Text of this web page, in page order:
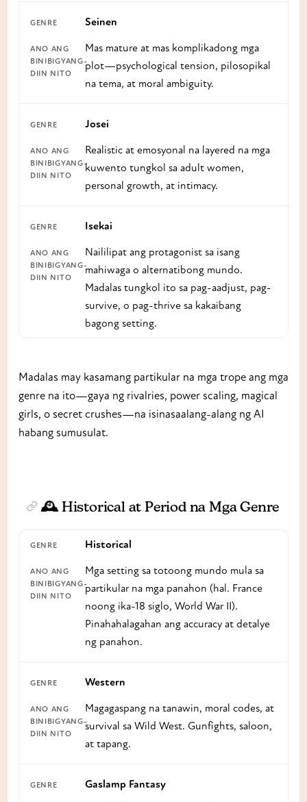
Seinen
Mas mature at mas komplikadong mga
plot—psychological tension, pilosopikal
na tema, at moral ambiguity.
Josei
Realistic at emosyonal na layered na mga
kuwento tungkol sa adult women,
personal growth, at intimacy.
Isekai
Naililipat ang protagonist sa isang
mahiwaga o alternatibong mundo.
Madalas tungkol ito sa pag-aadjust, pag-
survive, o pag-thrive sa kakaibang
bagong setting.
Madalas may kasamang partikular na mga trope ang mga
genre na ito—gaya ng rivalries, power scaling, magical
girls, o secret crushes—na isinasaalang-alang ng AI
habang sumusulat.
🕰️ Historical at Period na Mga Genre
Historical
Mga setting sa totoong mundo mula sa
partikular na mga panahon (hal. France
noong ika-18 siglo, World War II).
Pinahahalagahan ang accuracy at detalye
ng panahon.
Western
Magagaspang na tanawin, moral codes, at
survival sa Wild West. Gunfights, saloon,
at tapang.
Gaslamp Fantasy